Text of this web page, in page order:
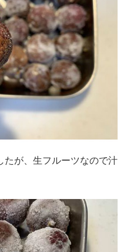
たが、生フルーツなので汁